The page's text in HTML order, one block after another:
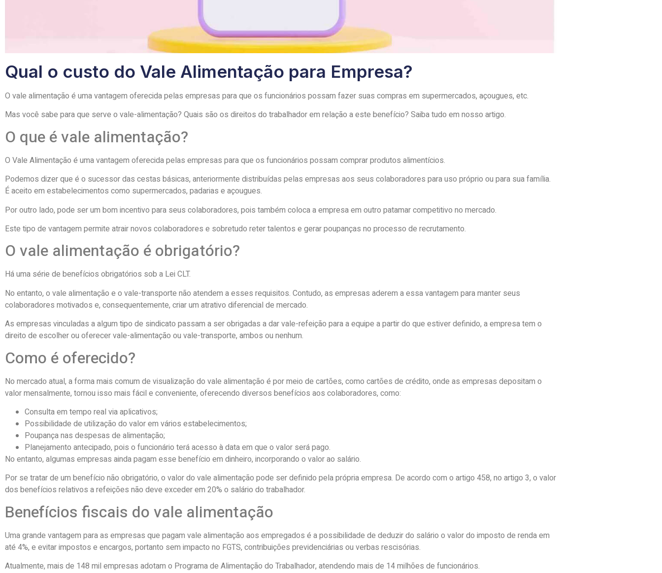
Qual o custo do Vale Alimentação para Empresa?
O vale alimentação é uma vantagem oferecida pelas empresas para que os funcionários possam fazer suas compras em supermercados, açougues, etc.
Mas você sabe para que serve o vale-alimentação? Quais são os direitos do trabalhador em relação a este benefício? Saiba tudo em nosso artigo.
O que é vale alimentação?
O Vale Alimentação é uma vantagem oferecida pelas empresas para que os funcionários possam comprar produtos alimentícios.
Podemos dizer que é o sucessor das cestas básicas, anteriormente distribuídas pelas empresas aos seus colaboradores para uso próprio ou para sua família.
É aceito em estabelecimentos como supermercados, padarias e açougues.
Por outro lado, pode ser um bom incentivo para seus colaboradores, pois também coloca a empresa em outro patamar competitivo no mercado.
Este tipo de vantagem permite atrair novos colaboradores e sobretudo reter talentos e gerar poupanças no processo de recrutamento.
O vale alimentação é obrigatório?
Há uma série de benefícios obrigatórios sob a Lei CLT.
No entanto, o vale alimentação e o vale-transporte não atendem a esses requisitos. Contudo, as empresas aderem a essa vantagem para manter seus
colaboradores motivados e, consequentemente, criar um atrativo diferencial de mercado.
As empresas vinculadas a algum tipo de sindicato passam a ser obrigadas a dar vale-refeição para a equipe a partir do que estiver definido, a empresa tem o
direito de escolher ou oferecer vale-alimentação ou vale-transporte, ambos ou nenhum.
Como é oferecido?
No mercado atual, a forma mais comum de visualização do vale alimentação é por meio de cartões, como cartões de crédito, onde as empresas depositam o
valor mensalmente, tornou isso mais fácil e conveniente, oferecendo diversos benefícios aos colaboradores, como:
Consulta em tempo real via aplicativos;
Possibilidade de utilização do valor em vários estabelecimentos;
Poupança nas despesas de alimentação;
Planejamento antecipado, pois o funcionário terá acesso à data em que o valor será pago.
No entanto, algumas empresas ainda pagam esse benefício em dinheiro, incorporando o valor ao salário.
Por se tratar de um benefício não obrigatório, o valor do vale alimentação pode ser definido pela própria empresa. De acordo com o artigo 458, no artigo 3, o valor
dos benefícios relativos a refeições não deve exceder em 20% o salário do trabalhador.
Benefícios fiscais do vale alimentação
Uma grande vantagem para as empresas que pagam vale alimentação aos empregados é a possibilidade de deduzir do salário o valor do imposto de renda em
até 4%, e evitar impostos e encargos, portanto sem impacto no FGTS, contribuições previdenciárias ou verbas rescisórias.
Atualmente, mais de 148 mil empresas adotam o Programa de Alimentação do Trabalhador, atendendo mais de 14 milhões de funcionários.